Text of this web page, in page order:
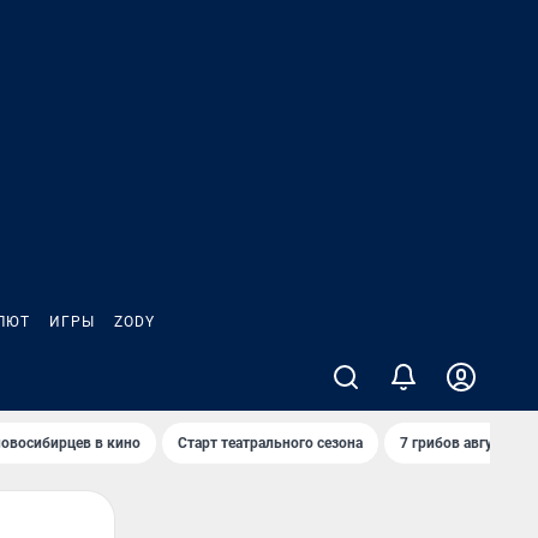
ИГРЫ ZODY
в кино Старт театрального сезона 7 грибов августа